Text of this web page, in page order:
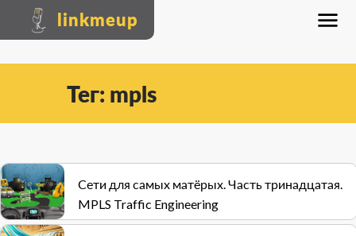
linkmeup
Тег: mpls
Сети для самых матёрых. Часть тринадцатая.
MPLS Traffic Engineering